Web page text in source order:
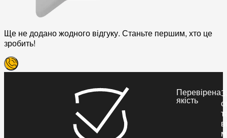
Ще не додано жодного відгуку. Станьте першим, хто це
зробить!
Перевірена
якість